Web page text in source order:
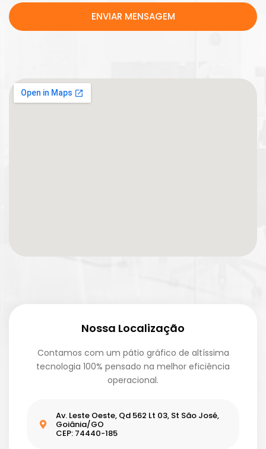
ENVIAR MENSAGEM
Nossa Localização
Contamos com um pátio gráfico de altíssima
tecnologia 100% pensado na melhor eficiência
operacional.
Av. Leste Oeste, Qd 562 Lt 03, St São José,
Goiânia/GO
CEP: 74440-185